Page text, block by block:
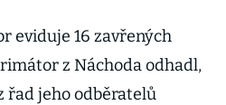
eviduje 16 zavřených
z Náchoda odhadl,
řad jeho odběratelů